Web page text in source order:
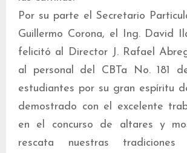
Por su parte el Secretario
Guillermo Corona, el Ing. David
felicitó al Director J. Rafael
al personal del CBTa No. 181
estudiantes por su gran espíritu
demostrado con el excelente
en el concurso de altares y
rescata nuestras